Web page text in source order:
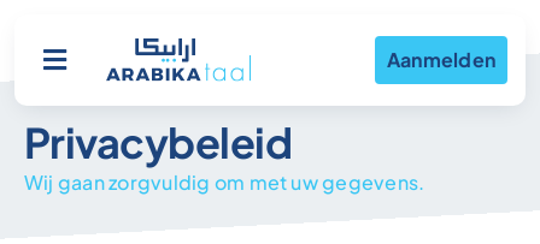
Aanmelden
Toggle
Navigation
Aanbod
Privacybeleid
Wij gaan zorgvuldig om met uw gegevens.